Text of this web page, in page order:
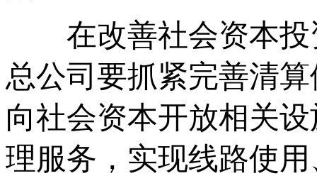
在改善社会资本投
总公司要抓紧完善清
向社会资本开放相关
理服务，实现线路使